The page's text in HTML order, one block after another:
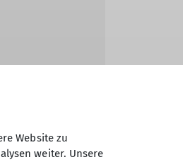
Website zu
weiter. Unsere